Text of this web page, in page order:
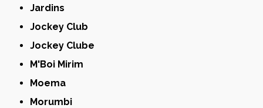
Jardins
Jockey Club
Jockey Clube
M'Boi Mirim
Moema
Morumbi